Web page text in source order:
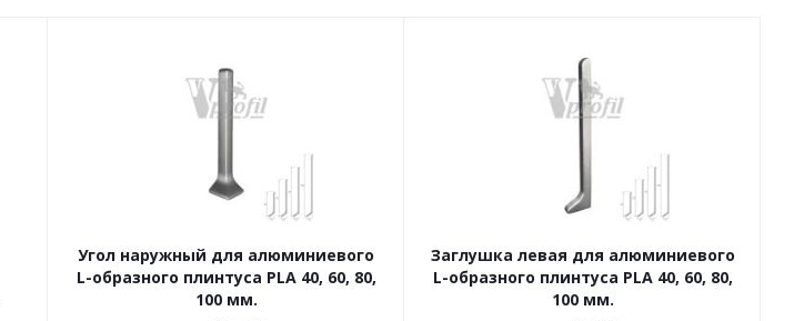
Угол наружный для алюминиевого
L-образного плинтуса PLA 40, 60, 80,
100 мм.
Заглушка левая для алюминиевого
L-образного плинтуса PLA 40, 60, 80,
100 мм.